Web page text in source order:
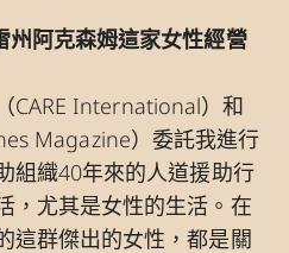
州阿克森姆這家女性經營
CARE International）和
Magazine）委託我進行
組織40年來的人道援助行
，尤其是女性的生活。在
這群傑出的女性，都是關